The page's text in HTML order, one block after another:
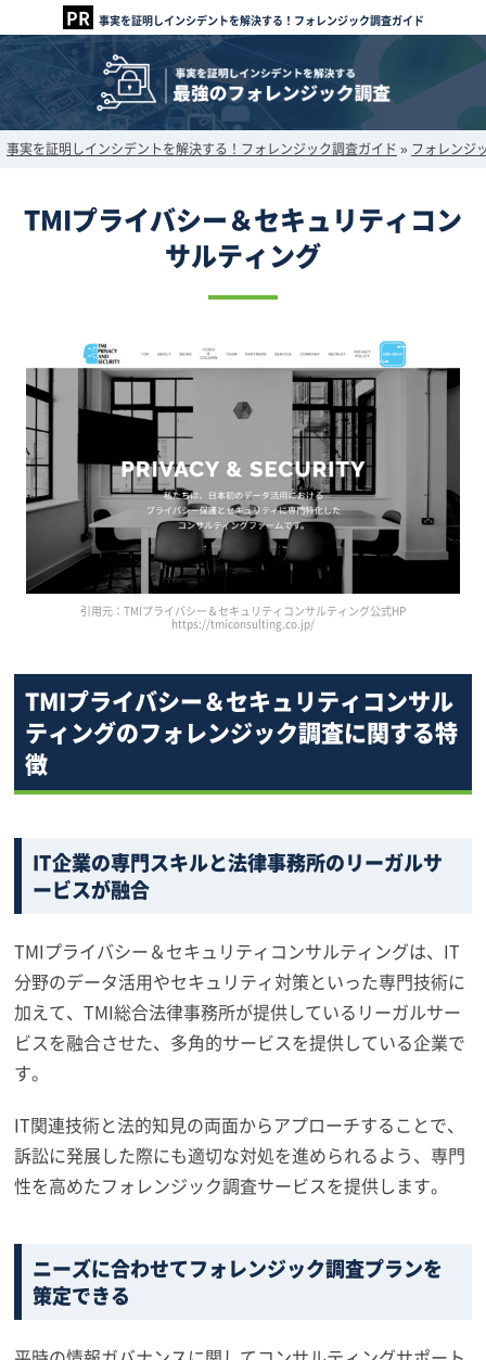
事実を証明しインシデントを解決する！フォレンジック調査ガイド
事実を証明しインシデントを解決する！フォレンジック調査ガイド » フォレンジ
TMIプライバシー＆セキュリティコン
サルティング
引用元：TMIプライバシー＆セキュリティコンサルティング公式HP
https://tmiconsulting.co.jp/
TMIプライバシー＆セキュリティコンサル
ティングのフォレンジック調査に関する特
徴
IT企業の専門スキルと法律事務所のリーガルサ
ービスが融合
TMIプライバシー＆セキュリティコンサルティングは、IT
分野のデータ活用やセキュリティ対策といった専門技術に
加えて、TMI総合法律事務所が提供しているリーガルサー
ビスを融合させた、多角的サービスを提供している企業で
す。
IT関連技術と法的知見の両面からアプローチすることで、
訴訟に発展した際にも適切な対処を進められるよう、専門
性を高めたフォレンジック調査サービスを提供します。
ニーズに合わせてフォレンジック調査プランを
策定できる